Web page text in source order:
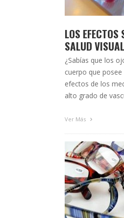
LOS
SALUD
¿Sabías que los
cuerpo que
efectos de los
alto grado de
Es por lo que
Ver Más